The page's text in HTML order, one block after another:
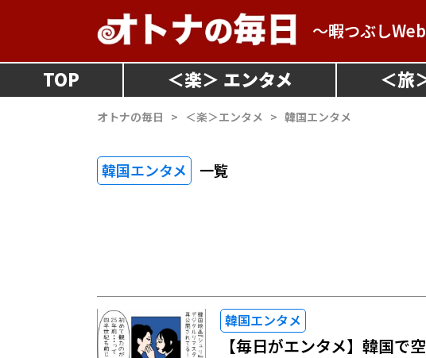
～暇つぶし
TOP ＜楽＞ ＜旅
オトナの毎日 > ＜楽＞エンタメ > 韓国エンタメ
韓国エンタメ 一覧
韓国エンタメ
【毎日がエンタメ】韓国で